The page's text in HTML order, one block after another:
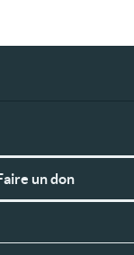
un don